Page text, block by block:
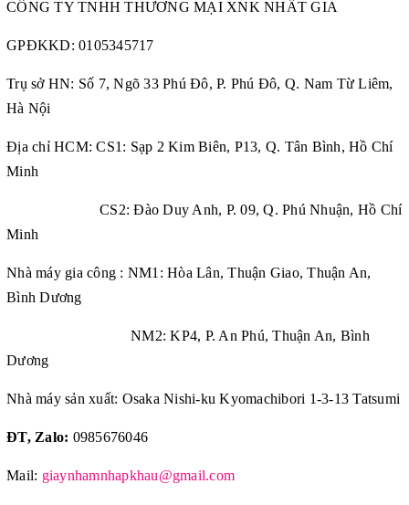
CÔNG TY TNHH THƯƠNG MẠI XNK NHẤT GIA
GPĐKKD: 0105345717
Trụ sở HN: Số 7, Ngõ 33 Phú Đô, P. Phú Đô, Q. Nam Từ Liêm,
Hà Nội
Địa chỉ HCM: CS1: Sạp 2 Kim Biên, P13, Q. Tân Bình, Hồ Chí
Minh
CS2: Đào Duy Anh, P. 09, Q. Phú Nhuận, Hồ Chí
Minh
Nhà máy gia công : NM1: Hòa Lân, Thuận Giao, Thuận An,
Bình Dương
NM2: KP4, P. An Phú, Thuận An, Bình
Dương
Nhà máy sản xuất: Osaka Nishi-ku Kyomachibori 1-3-13 Tatsumi
ĐT, Zalo: 0985676046
Mail: giaynhamnhapkhau@gmail.com